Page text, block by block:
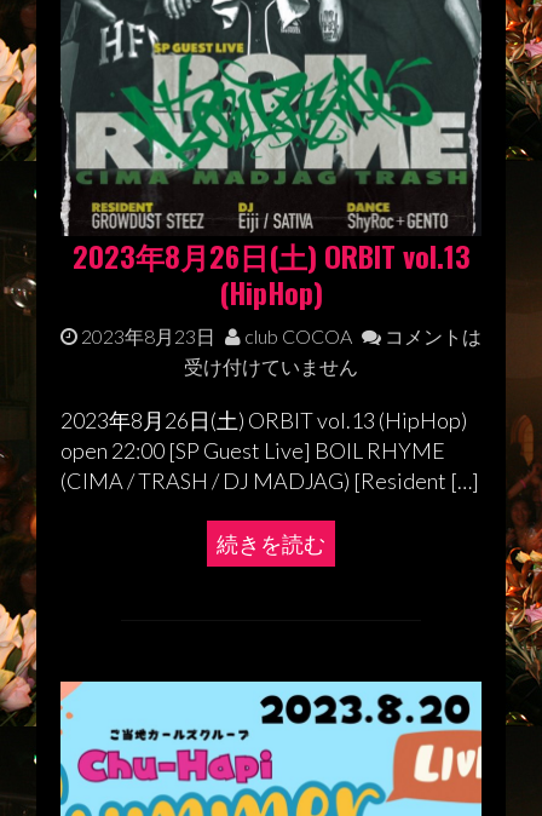
2023年8月26日(土) ORBIT vol.13
(HipHop)
2023年8月23日 club COCOA
コメントは
受け付けていません
2023年8月26日(土) ORBIT vol.13 (HipHop)
open 22:00 [SP Guest Live] BOIL RHYME
(CIMA / TRASH / DJ MADJAG) [Resident […]
続きを読む